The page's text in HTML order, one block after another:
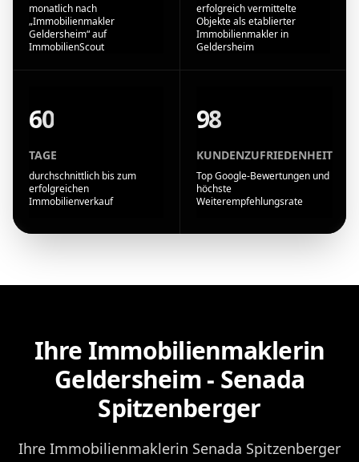
monatlich nach
„Immobilienmakler
Geldersheim“ auf
ImmobilienScout
erfolgreich vermittelte
Objekte als etablierter
Immobilienmakler in
Geldersheim
60
TAGE
durchschnittlich bis zum
erfolgreichen
Immobilienverkauf
98
KUNDENZUFRIEDENHEIT
Top Google-Bewertungen und
höchste
Weiterempfehlungsrate
Ihre Immobilienmaklerin
Geldersheim - Senada
Spitzenberger
Ihre Immobilienmaklerin Senada Spitzenberger